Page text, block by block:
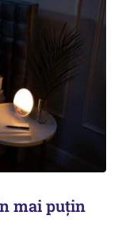
mai puțin